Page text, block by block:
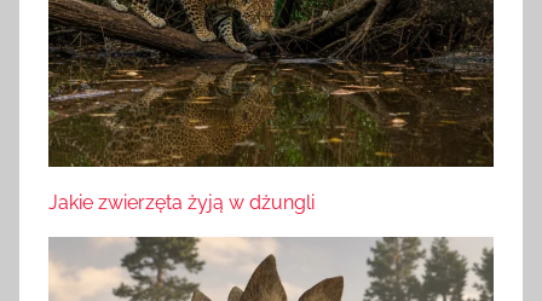
Jakie zwierzęta żyją w dżungli